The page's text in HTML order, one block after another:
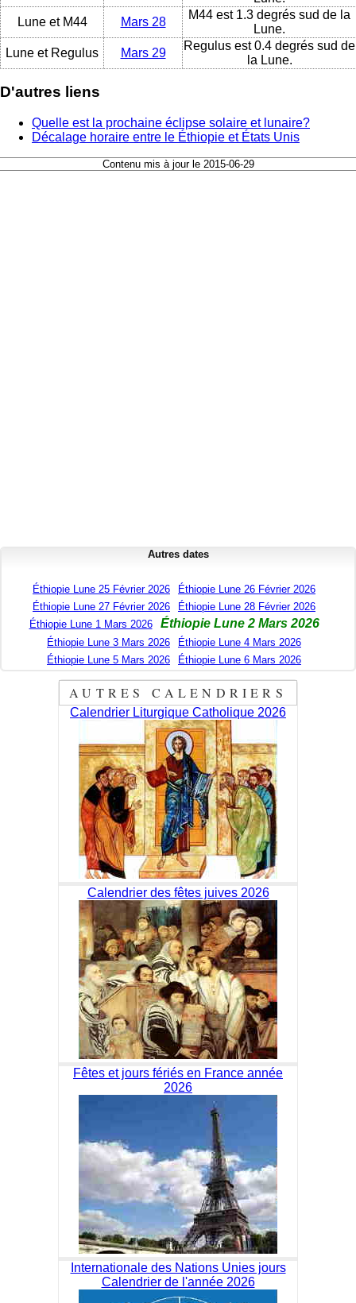
Lune et M44
Mars 28
M44 est 1.3 degrés sud de la
Lune.
Lune et Regulus
Mars 29
Regulus est 0.4 degrés sud de
la Lune.
D'autres liens
Quelle est la prochaine éclipse solaire et lunaire?
Décalage horaire entre le Éthiopie et États Unis
Contenu mis à jour le 2015-06-29
Autres dates
Éthiopie Lune 25 Février 2026
Éthiopie Lune 26 Février 2026
Éthiopie Lune 27 Février 2026
Éthiopie Lune 28 Février 2026
Éthiopie Lune 1 Mars 2026
Éthiopie Lune 2 Mars 2026
Éthiopie Lune 3 Mars 2026
Éthiopie Lune 4 Mars 2026
Éthiopie Lune 5 Mars 2026
Éthiopie Lune 6 Mars 2026
AUTRES CALENDRIERS
Calendrier Liturgique Catholique 2026
Calendrier des fêtes juives 2026
Fêtes et jours fériés en France année
2026
Internationale des Nations Unies jours
Calendrier de l'année 2026